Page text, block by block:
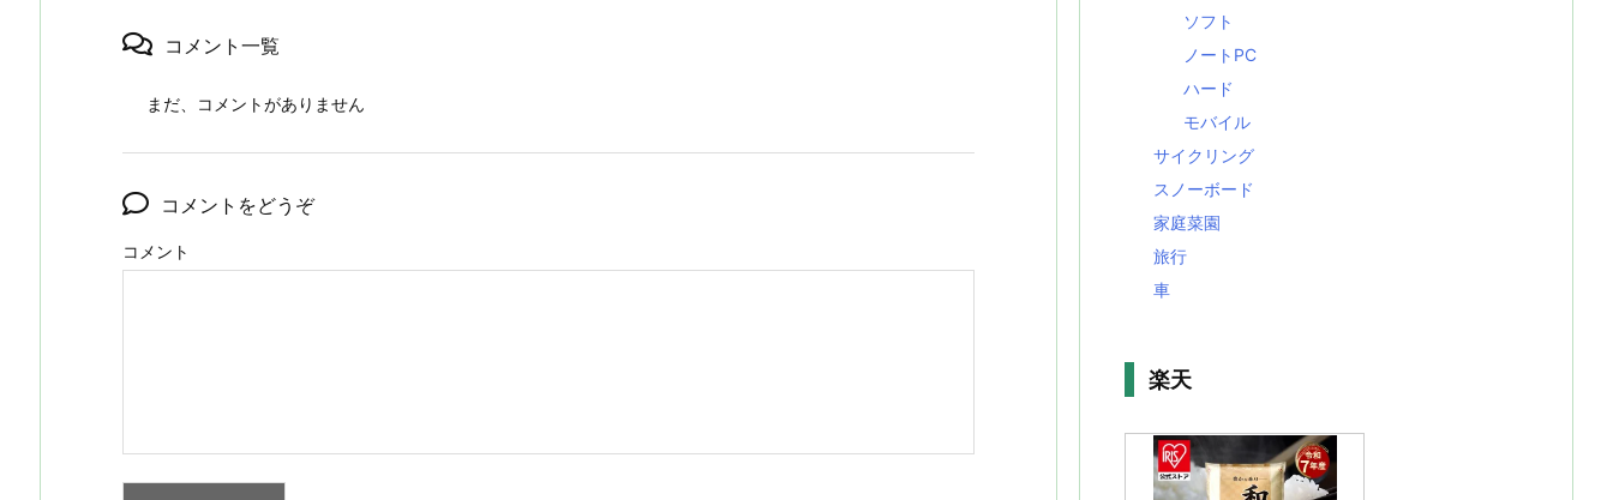
コメント一覧
まだ、コメントがありません
コメントをどうぞ
コメント
ソフト
ノートPC
ハード
モバイル
サイクリング
スノーボード
家庭菜園
旅行
車
楽天